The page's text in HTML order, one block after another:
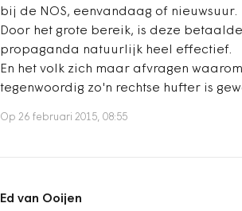
bij de NOS, eenvandaag of nieuwsuur.
Door het grote bereik, is deze
propaganda natuurlijk heel effectief.
En het volk zich maar afvragen
tegenwoordig zo'n rechtse hufter is
Op 26 februari 2015, 08:55
Ed van Ooijen